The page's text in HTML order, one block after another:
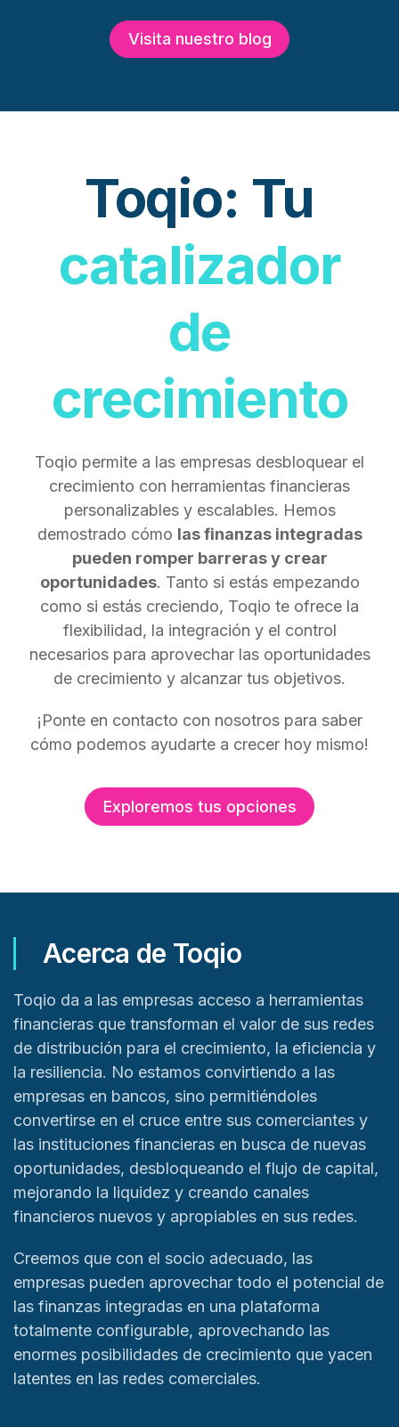
Visita nuestro blog
Toqio: Tu
catalizador
de
crecimiento
Toqio permite a las empresas desbloquear el
crecimiento con herramientas financieras
personalizables y escalables. Hemos
demostrado cómo las finanzas integradas
pueden romper barreras y crear
oportunidades. Tanto si estás empezando
como si estás creciendo, Toqio te ofrece la
flexibilidad, la integración y el control
necesarios para aprovechar las oportunidades
de crecimiento y alcanzar tus objetivos.
¡Ponte en contacto con nosotros para saber
cómo podemos ayudarte a crecer hoy mismo!
Exploremos tus opciones
Acerca de Toqio
Toqio da a las empresas acceso a herramientas
financieras que transforman el valor de sus redes
de distribución para el crecimiento, la eficiencia y
la resiliencia. No estamos convirtiendo a las
empresas en bancos, sino permitiéndoles
convertirse en el cruce entre sus comerciantes y
las instituciones financieras en busca de nuevas
oportunidades, desbloqueando el flujo de capital,
mejorando la liquidez y creando canales
financieros nuevos y apropiables en sus redes.
Creemos que con el socio adecuado, las
empresas pueden aprovechar todo el potencial de
las finanzas integradas en una plataforma
totalmente configurable, aprovechando las
enormes posibilidades de crecimiento que yacen
latentes en las redes comerciales.